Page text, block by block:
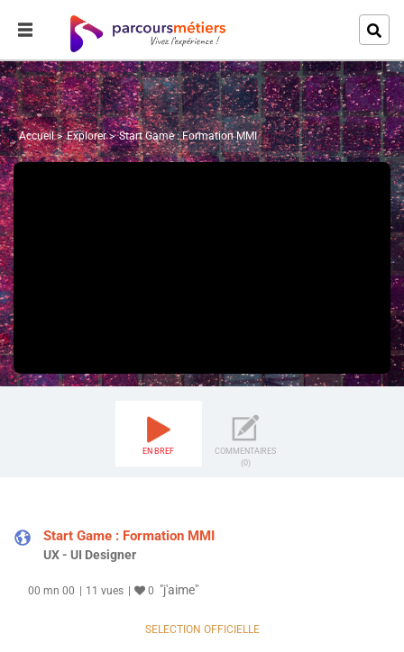
Accueil Explorer Start Game : Formation MMI
EN BREF
COMMENTAIRES
(0)
Start Game : Formation MMI
UX - UI Designer
00 mn 00 11 vues 0 "j'aime"
SELECTION OFFICIELLE